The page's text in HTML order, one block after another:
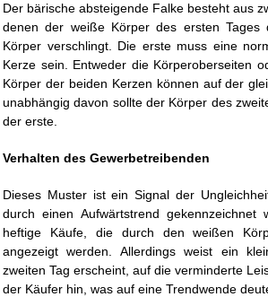
Der bärische absteigende Falke besteht aus
denen der weiße Körper des ersten Tages
Körper verschlingt. Die erste muss eine
Kerze sein. Entweder die Körperoberseiten
Körper der beiden Kerzen können auf der
unabhängig davon sollte der Körper des
der erste.
Verhalten des Gewerbetreibenden
Dieses Muster ist ein Signal der
durch einen Aufwärtstrend gekennzeichnet
heftige Käufe, die durch den weißen
angezeigt werden. Allerdings weist ein
zweiten Tag erscheint, auf die verminderte
der Käufer hin, was auf eine Trendwende